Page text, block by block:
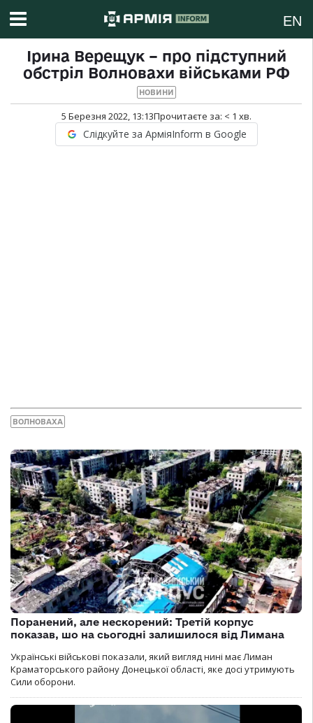
EN
Ірина Верещук – про підступний
обстріл Волновахи військами РФ
НОВИНИ
5 Березня 2022, 13:13Прочитаєте за: < 1 хв.
Слідкуйте за АрміяInform в Google
ВОЛНОВАХА
Поранений, але нескорений: Третій корпус
показав, шо на сьогодні залишилося від Лимана
Українські військові показали, який вигляд нині має Лиман
Краматорського району Донецької області, яке досі утримують
Сили оборони.